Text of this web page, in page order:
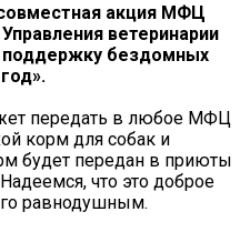
акция МФЦ
ветеринарии
поддержку бездомных
передать в любое МФЦ
корм для собак и
будет передан в приюты
что это доброе
равнодушным.